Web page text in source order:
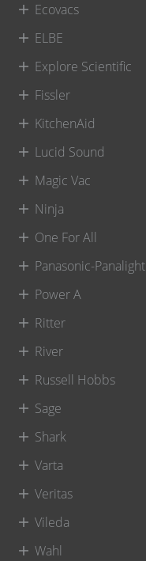
Ecovacs
ELBE
Explore Scientific
Fissler
KitchenAid
Lucid Sound
Magic Vac
Ninja
One For All
Panasonic-Panalight
Power A
Ritter
River
Russell Hobbs
Sage
Shark
Varta
Veritas
Vileda
Wahl